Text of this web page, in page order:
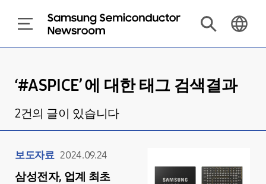
‘#ASPICE’ 에 대한 태그 검색결과
2건의 글이 있습니다
보도자료 2024.09.24
삼성전자, 업계 최초